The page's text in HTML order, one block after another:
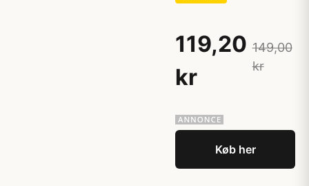
119,20
kr
149,00
kr
Køb her